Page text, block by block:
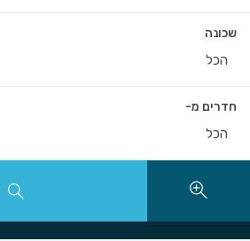
שכונה
הכל
חדרים מ-
הכל